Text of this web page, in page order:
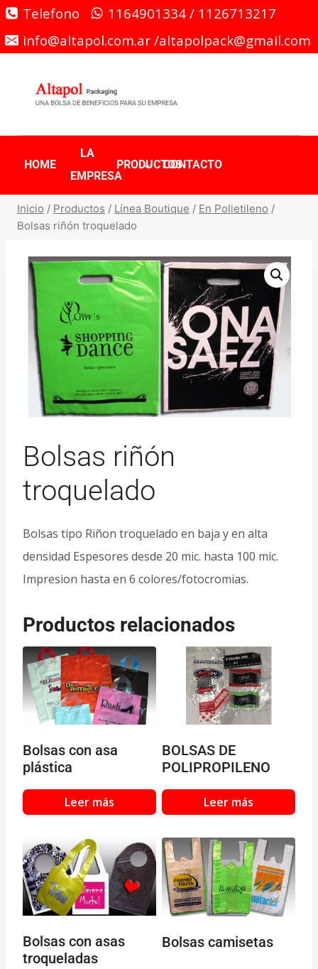
Telefono
1164901334 / 1126713217
info@altapol.com.ar /altapolpack@gmail.com
HOME
LA
EMPRESA
PRODUCTOSCONTACTO
Inicio / Productos / Línea Boutique / En Polietileno /
Bolsas riñón troquelado
Bolsas riñón
troquelado
Bolsas tipo Riñon troquelado en baja y en alta
densidad Espesores desde 20 mic. hasta 100 mic.
Impresion hasta en 6 colores/fotocromias.
Productos relacionados
Bolsas con asa
plástica
Leer más
BOLSAS DE
POLIPROPILENO
Leer más
Bolsas con asas
troqueladas
Bolsas camisetas